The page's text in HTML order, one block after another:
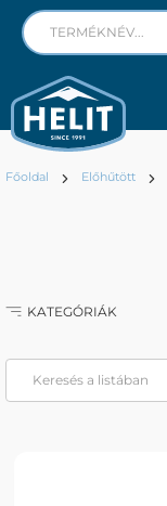
Főoldal Előhűtött
KATEGÓRIÁK